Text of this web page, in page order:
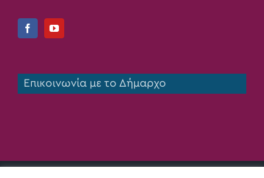
Επικοινωνία με το Δήμαρχο